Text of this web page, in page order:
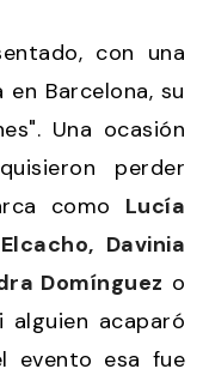
con una
Barcelona, su
Una ocasión
perder
como Lucía
Davinia
Domínguez o
alguien acaparó
evento esa fue